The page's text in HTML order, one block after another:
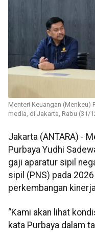
Menteri Keuangan (Menkeu)
media, di Jakarta, Rabu (31/
Jakarta (ANTARA) -
Purbaya Yudhi
gaji aparatur sipil
sipil (PNS) pada
perkembangan
“Kami akan lihat
kata Purbaya dalam